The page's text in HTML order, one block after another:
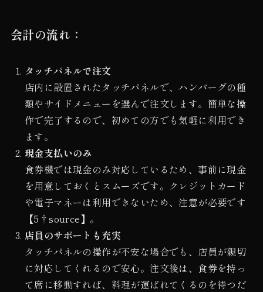
会計の流れ：
タッチパネルで注文
店内に設置されたタッチパネルで、ハンバーグの種
類やサイドメニューを選んで注文します。簡単な操
作で完了するので、初めての方でも気軽に利用でき
ます。
現金支払いのみ
食券機では現金のみ対応しているため、事前に現金
を用意しておくとスムーズです。クレジットカード
や電子マネーは利用できないため、注意が必要です
【5†source】。
店員のサポートも充実
タッチパネルの操作が不安な場合でも、店員が親切
に対応してくれるので安心。注文後は、食券を持っ
て席に移動すれば、料理が運ばれてくるのを待つだ